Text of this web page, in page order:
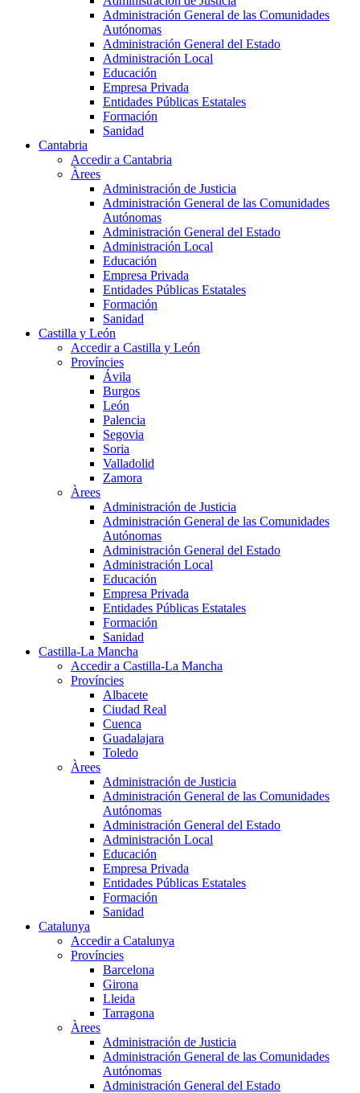
Administración General de las Comunidades
Autónomas
Administración General del Estado
Administración Local
Educación
Empresa Privada
Entidades Públicas Estatales
Formación
Sanidad
Cantabria
Accedir a Cantabria
Àrees
Administración de Justicia
Administración General de las Comunidades
Autónomas
Administración General del Estado
Administración Local
Educación
Empresa Privada
Entidades Públicas Estatales
Formación
Sanidad
Castilla y León
Accedir a Castilla y León
Províncies
Ávila
Burgos
León
Palencia
Segovia
Soria
Valladolid
Zamora
Àrees
Administración de Justicia
Administración General de las Comunidades
Autónomas
Administración General del Estado
Administración Local
Educación
Empresa Privada
Entidades Públicas Estatales
Formación
Sanidad
Castilla-La Mancha
Accedir a Castilla-La Mancha
Províncies
Albacete
Ciudad Real
Cuenca
Guadalajara
Toledo
Àrees
Administración de Justicia
Administración General de las Comunidades
Autónomas
Administración General del Estado
Administración Local
Educación
Empresa Privada
Entidades Públicas Estatales
Formación
Sanidad
Catalunya
Accedir a Catalunya
Províncies
Barcelona
Girona
Lleida
Tarragona
Àrees
Administración de Justicia
Administración General de las Comunidades
Autónomas
Administración General del Estado